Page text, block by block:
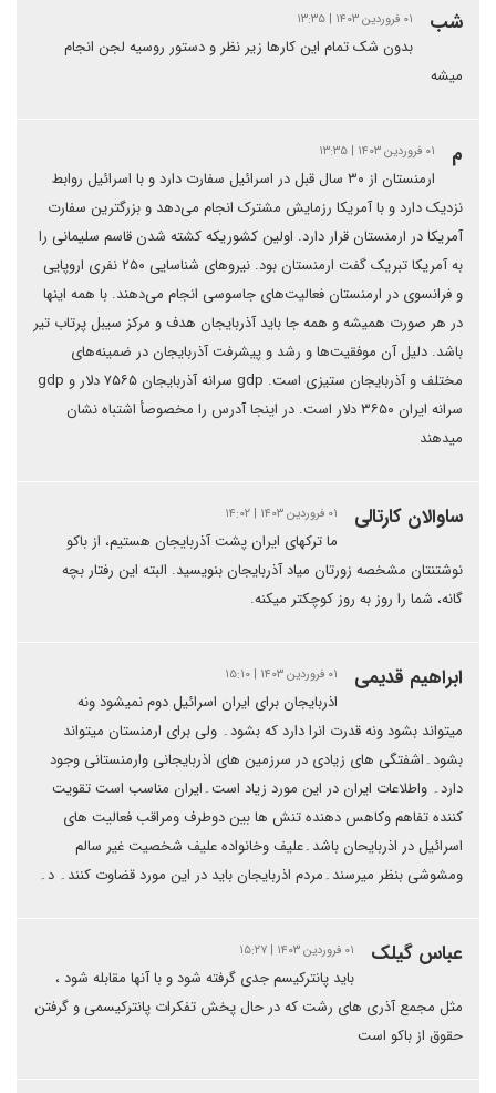
شب ۰۱ فروردین ۱۴۰۳ | ۱۳:۳۵
بدون شک تمام این کارها زیر نظر و دستور روسیه لجن انجام
میشه
م ۰۱ فروردین ۱۴۰۳ | ۱۳:۳۵
ارمنستان از ۳۰ سال قبل در اسرائیل سفارت دارد و با اسرائیل روابط
نزدیک دارد و با آمریکا رزمایش مشترک انجام می‌دهد و بزرگترین سفارت
آمریکا در ارمنستان قرار دارد. اولین کشوریکه کشته شدن قاسم سلیمانی را
به آمریکا تبریک گفت ارمنستان بود. نیروهای شناسایی ۲۵۰ نفری اروپایی
و فرانسوی در ارمنستان فعالیت‌های جاسوسی انجام می‌دهند. با همه اینها
در هر صورت همیشه و همه جا باید آذربایجان هدف و مرکز سیبل پرتاب تیر
باشد. دلیل آن موفقیت‌ها و رشد و پیشرفت آذربایجان در ضمینه‌های
مختلف و آذربایجان ستیزی است. gdp سرانه آذربایجان ۷۵۶۵ دلار و gdp
سرانه ایران ۳۶۵۰ دلار است. در اینجا آدرس را مخصوصأ اشتباه نشان
میدهند
ساوالان کارتالی ۰۱ فروردین ۱۴۰۳ | ۱۴:۰۲
ما ترکهای ایران پشت آذربایجان هستیم، از باکو
نوشتنتان مشخصه زورتان میاد آذربایجان بنویسید. البته این رفتار بچه
گانه، شما را روز به روز کوچکتر میکنه.
ابراهیم قدیمی ۰۱ فروردین ۱۴۰۳ | ۱۵:۱۰
اذربایجان برای ایران اسرائیل دوم نمیشود ونه
میتواند بشود ونه قدرت انرا دارد که بشود۔ ولی برای ارمنستان میتواند
بشود۔اشفتگی های زیادی در سرزمین های اذربایجانی وارمنستانی وجود
دارد۔ واطلاعات ایران در این مورد زیاد است۔ایران مناسب است تقویت
کننده تفاهم وکاهس دهنده تنش ها بین دوطرف ومراقب فعالیت های
اسرائیل در اذربایحان باشد۔علیف وخانواده علیف شخصیت غیر سالم
ومشوشی بنظر میرسند۔مردم اذربایجان باید در این مورد قضاوت کنند۔ د۔
عباس گیلک ۰۱ فروردین ۱۴۰۳ | ۱۵:۲۷
باید پانترکیسم جدی گرفته شود و با آنها مقابله شود ،
مثل مجمع آذری های رشت که در حال پخش تفکرات پانترکیسمی و گرفتن
حقوق از باکو است